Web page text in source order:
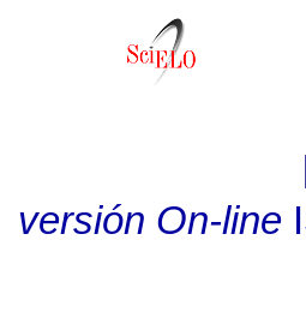
versión On-line